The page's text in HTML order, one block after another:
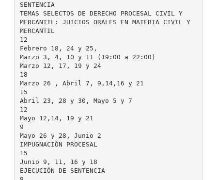
SENTENCIA
TEMAS SELECTOS DE DERECHO PROCESAL CIVIL Y
MERCANTIL: JUICIOS ORALES EN MATERIA CIVIL Y
MERCANTIL
12
Febrero 18, 24 y 25,
Marzo 3, 4, 10 y 11 (19:00 a 22:00)
Marzo 12, 17, 19 y 24
18
Marzo 26 , Abril 7, 9,14,16 y 21
15
Abril 23, 28 y 30, Mayo 5 y 7
12
Mayo 12,14, 19 y 21
9
Mayo 26 y 28, Junio 2
IMPUGNACIÓN PROCESAL
15
Junio 9, 11, 16 y 18
EJECUCIÓN DE SENTENCIA